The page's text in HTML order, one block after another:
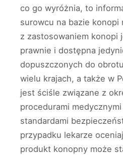
co go wyróżnia, to
surowcu na bazie konopi
z zastosowaniem konopi
prawnie i dostępna
dopuszczonych do
wielu krajach, a także w
jest ściśle związane z
procedurami
standardami
przypadku lekarze
produkt konopny może